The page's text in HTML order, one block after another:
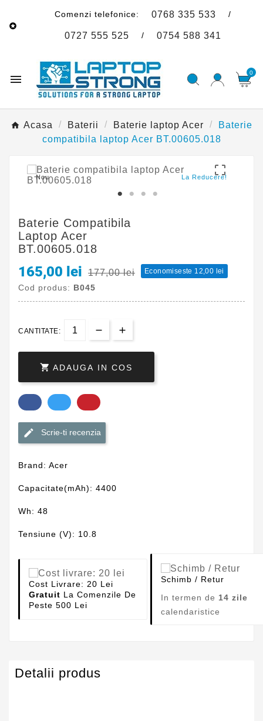

Comenzi telefonice: 0768 335 533
0727 555 525 / 0754 588 341
 0
Acasa Baterii Baterie laptop Acer
Baterie
compatibila laptop Acer BT.00605.018
Nou La Reducere!

Baterie Compatibila
Laptop Acer
BT.00605.018
165,00 lei 177,00 lei Economiseste 12,00 lei
Cod produs: B045
CANTITATE:
 ADAUGA IN COS
Scrie-ti recenzia
Brand: Acer
Capacitate(mAh): 4400
Wh: 48
Tensiune (V): 10.8
Cost Livrare: 20 Lei
Gratuit La Comenzile De
Peste 500 Lei
Schimb / Retur
In termen de 14 zile
calendaristice
Detalii produs